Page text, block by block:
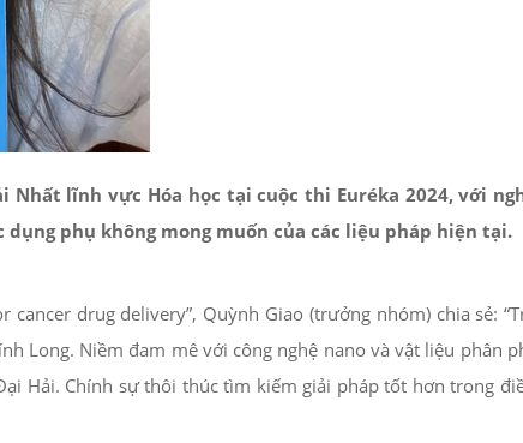
Nhất lĩnh vực Hóa học tại cuộc thi Euréka 2024, với
phụ không mong muốn của các liệu pháp hiện tại.
drug delivery”, Quỳnh Giao (trưởng nhóm) chia sẻ:
Long. Niềm đam mê với công nghệ nano và vật liệu phân
Hải. Chính sự thôi thúc tìm kiếm giải pháp tốt hơn trong